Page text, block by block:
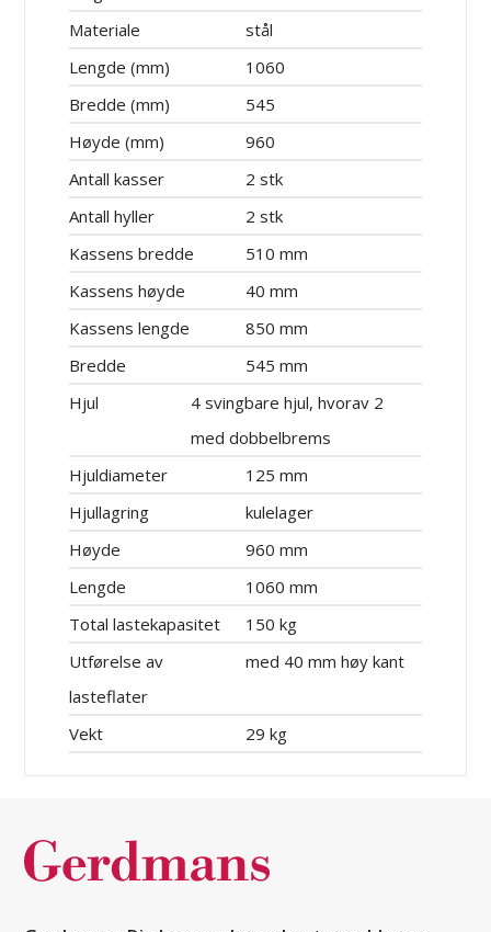
Materiale
stål
Lengde (mm)
1060
Bredde (mm)
545
Høyde (mm)
960
Antall kasser
2 stk
Antall hyller
2 stk
Kassens bredde
510 mm
Kassens høyde
40 mm
Kassens lengde
850 mm
Bredde
545 mm
Hjul
4 svingbare hjul, hvorav 2
med dobbelbrems
Hjuldiameter
125 mm
Hjullagring
kulelager
Høyde
960 mm
Lengde
1060 mm
Total lastekapasitet
150 kg
Utførelse av
lasteflater
med 40 mm høy kant
Vekt 29 kg